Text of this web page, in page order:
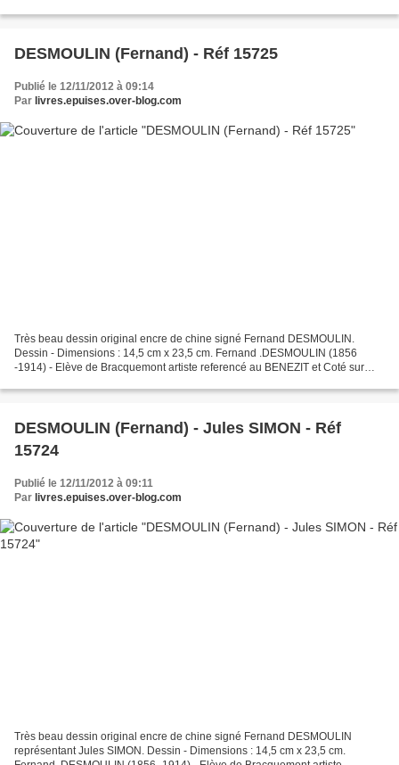
DESMOULIN (Fernand) - Réf 15725
Publié le 12/11/2012 à 09:14
Par livres.epuises.over-blog.com
Très beau dessin original encre de chine signé Fernand DESMOULIN.
Dessin - Dimensions : 14,5 cm x 23,5 cm. Fernand .DESMOULIN (1856
-1914) - Elève de Bracquemont artiste referencé au BENEZIT et Coté sur
DESMOULIN (Fernand) - Jules SIMON - Réf
15724
Publié le 12/11/2012 à 09:11
Par livres.epuises.over-blog.com
Très beau dessin original encre de chine signé Fernand DESMOULIN
représentant Jules SIMON. Dessin - Dimensions : 14,5 cm x 23,5 cm.